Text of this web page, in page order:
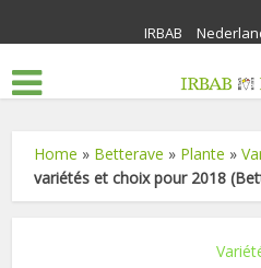
IRBAB
Home » Betterave » Plante »
variétés et choix pour 2018